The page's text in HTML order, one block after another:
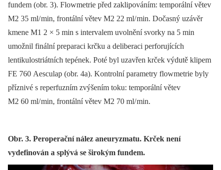
fundem (obr. 3). Flowmetrie před zaklipováním: temporální větev
M2 35 ml/ min, frontální větev M2 22 ml/ min. Dočasný uzávěr
kmene M1 2 × 5 min s intervalem uvolnění svorky na 5 min
umožnil finální preparaci krčku a deliberaci perforujících
lentikulostriátních tepének. Poté byl uzavřen krček výdutě klipem
FE 760 Aesculap (obr. 4a). Kontrolní parametry flowmetrie byly
příznivé s reperfuzním zvýšením toku: temporální větev
M2 60 ml/ min, frontální větev M2 70 ml/ min.
Obr. 3. Peroperační nález aneuryzmatu. Krček není
vydefinován a splývá se širokým fundem.